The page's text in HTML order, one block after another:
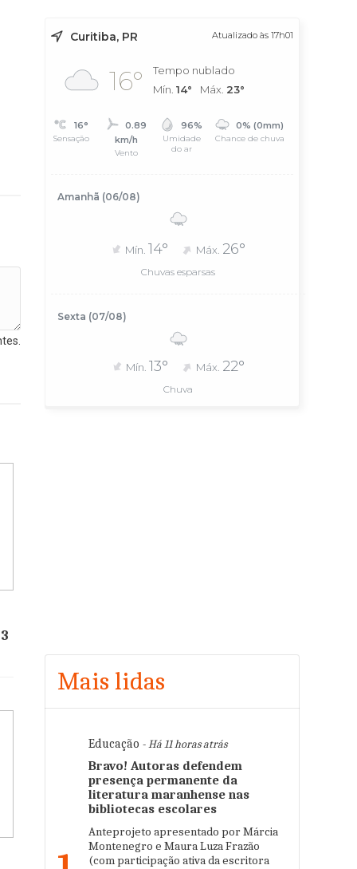
Curitiba, PR Atualizado às 17h01
16°
Tempo nublado
Mín. 14° Máx. 23°
16°
Sensação
0.89
km/h
Vento
96%
Umidade
do ar
0% (0mm)
Chance de chuva
Amanhã (06/08)
Mín. 14° Máx. 26°
Chuvas esparsas
Sexta (07/08)
Mín. 13° Máx. 22°
Chuva
Mais lidas
Educação - Há 11 horas atrás
Bravo! Autoras defendem
presença permanente da
literatura maranhense nas
bibliotecas escolares
Anteprojeto apresentado por Márcia
Montenegro e Maura Luza Frazão
(com participação ativa da escritora